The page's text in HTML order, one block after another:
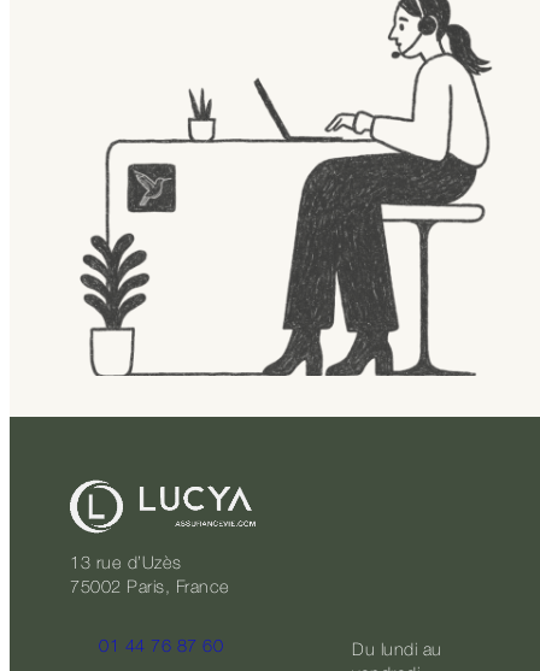
13 rue d’Uzès
75002 Paris, France
01 44 76 87 60
Du lundi au